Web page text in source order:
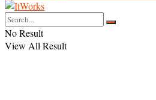
No Result
View All Result